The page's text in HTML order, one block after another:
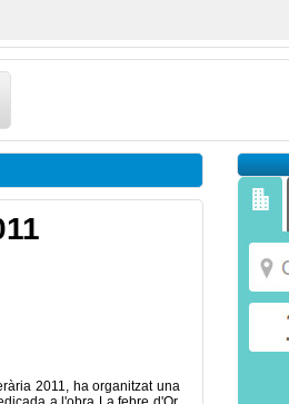
2011, ha organitzat una